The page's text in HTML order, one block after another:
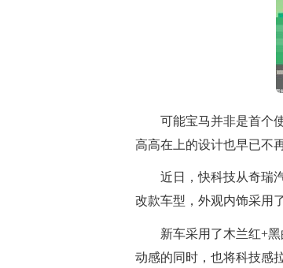
可能宝马并非是首个
高高在上的设计也早已不
近日，快科技从奇瑞
改款车型，外观内饰采用
新车采用了木兰红+
动感的同时，也将科技感